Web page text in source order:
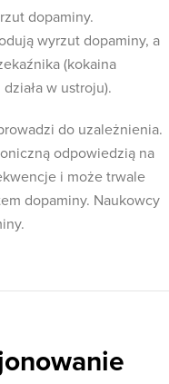
dopaminy.
wyrzut dopaminy, a
(kokaina
w ustroju).
do uzależnienia.
odpowiedzią na
i może trwale
dopaminy. Naukowcy